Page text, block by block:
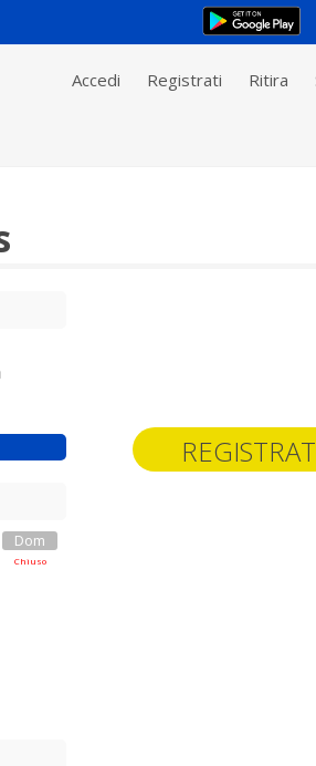
Accedi Registrati Ritira
Dom
Chiuso